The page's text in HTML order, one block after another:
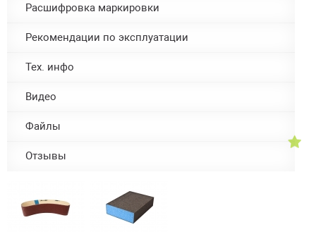
Расшифровка маркировки
Рекомендации по эксплуатации
Тех. инфо
Видео
Файлы
Отзывы